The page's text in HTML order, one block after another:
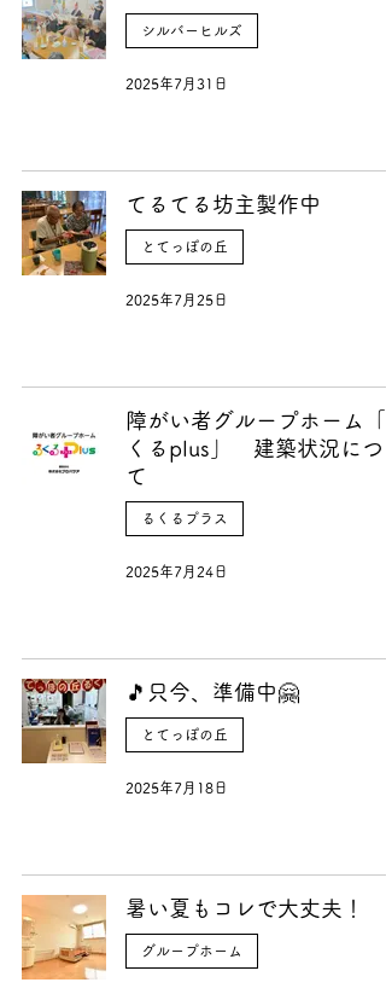
シルバーヒルズ
2025年7月31日
てるてる坊主製作中
とてっぽの丘
2025年7月25日
障がい者グループホーム「
くるplus」 建築状況につ
て
るくるプラス
2025年7月24日
🎵只今、準備中🤗
とてっぽの丘
2025年7月18日
暑い夏もコレで大丈夫！
グループホーム